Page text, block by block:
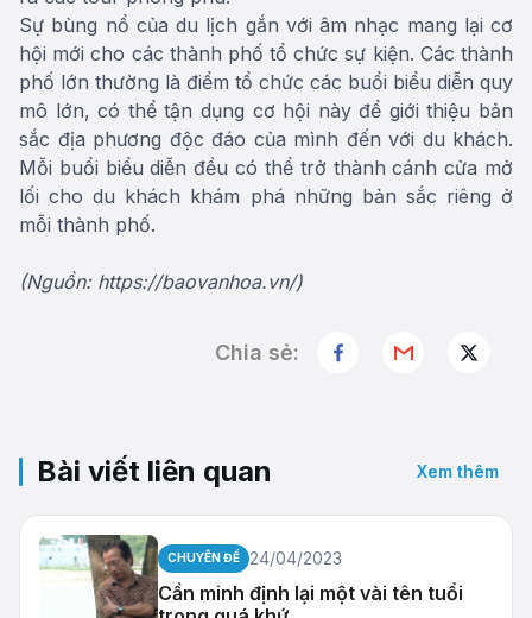
Sự bùng nổ của du lịch gắn với âm nhạc mang lại cơ
hội mới cho các thành phố tổ chức sự kiện. Các thành
phố lớn thường là điểm tổ chức các buổi biểu diễn quy
mô lớn, có thể tận dụng cơ hội này để giới thiệu bản
sắc địa phương độc đáo của mình đến với du khách.
Mỗi buổi biểu diễn đều có thể trở thành cánh cửa mở
lối cho du khách khám phá những bản sắc riêng ở
mỗi thành phố.
(Nguồn: https://baovanhoa.vn/)
Chia sẻ:
Bài viết liên quan Xem thêm
CHUYÊN ĐỀ 24/04/2023
Cần minh định lại một vài tên tuổi